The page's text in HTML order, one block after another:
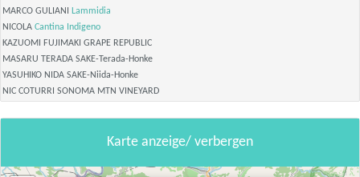
MARCO GULIANI
Lammidia
NICOLA Cantina Indigeno
KAZUOMI FUJIMAKI GRAPE REPUBLIC
MASARU TERADA SAKE-Terada-Honke
YASUHIKO NIDA SAKE-Niida-Honke
NIC COTURRI SONOMA MTN VINEYARD
Karte anzeige/ verbergen